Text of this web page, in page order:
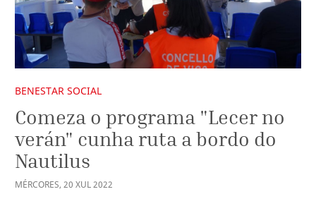
BENESTAR SOCIAL
Comeza o programa "Lecer no
verán" cunha ruta a bordo do
Nautilus
MÉRCORES, 20 XUL2022